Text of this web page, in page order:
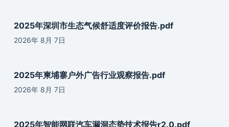
2025年深圳市生态气候舒适度评价报告.pdf
2026年 8月 7日
2025年柬埔寨户外广告行业观察报告.pdf
2026年 8月 7日
2025年智能网联汽车漏洞态势技术报告r2.0.pdf